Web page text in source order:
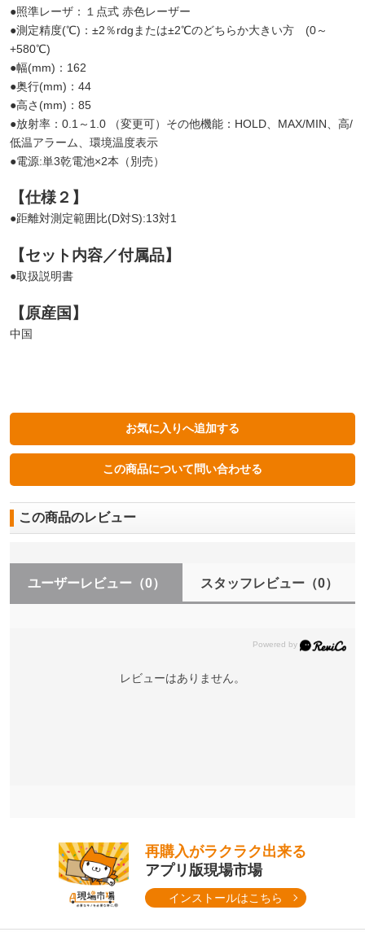
●照準レーザ：１点式 赤色レーザー
●測定精度(℃)：±2％rdgまたは±2℃のどちらか大きい方 (0～
+580℃)
●幅(mm)：162
●奥行(mm)：44
●高さ(mm)：85
●放射率：0.1～1.0 （変更可）その他機能：HOLD、MAX/MIN、高/
低温アラーム、環境温度表示
●電源:単3乾電池×2本（別売）
【仕様２】
●距離対測定範囲比(D対S):13対1
【セット内容／付属品】
●取扱説明書
【原産国】
中国
この商品のレビュー
ユーザーレビュー （0） スタッフレビュー（0）
レビューはありません。
再購入がラクラク出来る
アプリ版現場市場
インストールはこちら